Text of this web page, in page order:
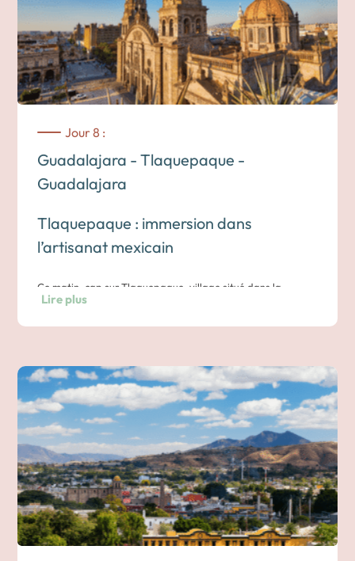
notamment le portrait saisissant de Miguel Hidalgo.
Puis, vous explorez les places adjacentes, les galeries d’art
et les nombreux édifices coloniaux.
Nuit dans un hôtel à Guadalajara
Jour 8 :
Guadalajara - Tlaquepaque -
Guadalajara
Tlaquepaque : immersion dans
l’artisanat mexicain
Ce matin, cap sur Tlaquepaque, village situé dans la
galeries, est idéale pour une balade agréable.
En chemin, vous remarquerez les décorations colorées
suspendues dans les rues, les démonstrations de mariachis,
ainsi que les objets d’art en céramique, en verre soufflé ou
en bois sculpté.
L’après-midi est libre, pour flâner à votre rythme.
Nuit dans un hôtel à Guadalajara
Lire plus